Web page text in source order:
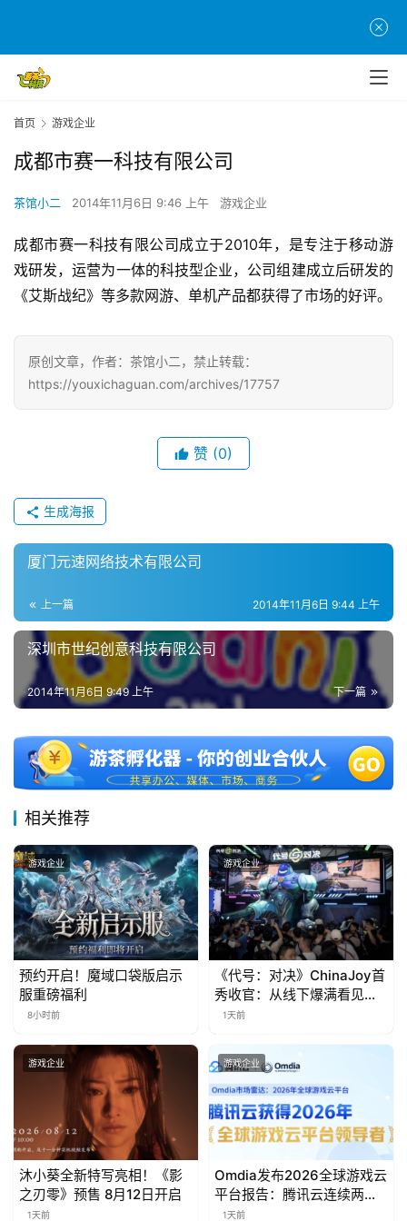
游
原
游
业
界
机
游
戏
休
闲
戏
2
第
十
三
届
金
茶
奖
7
月
3
0
茶
对
首页 游戏企业
成都市赛一科技有限公司
茶馆小二 2014年11月6日 9:46 上午 游戏企业
成都市赛一科技有限公司成立于2010年，是专注于移动游
戏研发，运营为一体的科技型企业，公司组建成立后研发的
《艾斯战纪》等多款网游、单机产品都获得了市场的好评。
原创文章，作者：茶馆小二，禁止转载：
https://youxichaguan.com/archives/17757
赞 (0)
生成海报
厦门元速网络技术有限公司
上一篇 2014年11月6日 9:44 上午
深圳市世纪创意科技有限公司
下一篇
2014年11月6日 9:49 上午
相关推荐
游戏企业
预约开启！魔域口袋版启示
服重磅福利
8小时前
游戏企业
《代号：对决》ChinaJoy首
秀收官：从线下爆满看见玩
家的真实期待
1天前
游戏企业
沐小葵全新特写亮相！《影
之刃零》预售 8月12日开启
1天前
游戏企业
Omdia发布2026全球游戏云
平台报告：腾讯云连续两年
入选“领导者”象限
1天前